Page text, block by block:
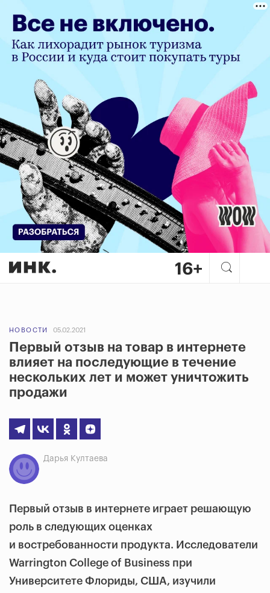
НОВОСТИ 05.02.2021
Первый отзыв на товар в интернете
влияет на последующие в течение
нескольких лет и может уничтожить
продажи
Дарья Култаева
Первый отзыв в интернете играет решающую
роль в следующих оценках
и востребованности продукта. Исследователи
Warrington College of Business при
Университете Флориды, США, изучили